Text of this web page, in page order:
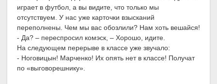
играет в футбол, а вы видите, что только мы
отсутствуем. У нас уже карточки взысканий
переполнены. Чем мы вас обозлили? Нам хоть вешайся!
- Да? – переспросил комэск, – Хорошо, идите.
На следующем перерыве в классе уже звучало:
- Ноговицын! Марченко! Их опять нет в классе! Получат
по «выговорешнику».